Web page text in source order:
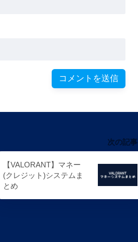
次の記事
【VALORANT】マネー
(クレジット)システムま
とめ